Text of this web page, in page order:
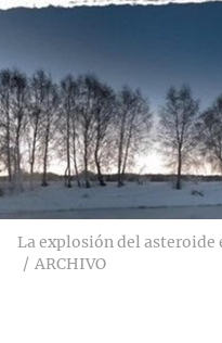
La explosión del asteroide
ARCHIVO